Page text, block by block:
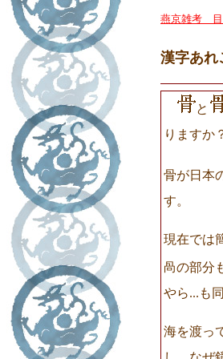
燕京雑考
漢字あ
と
りますか
骨が日本
す。
現在では
咼の部分
やら...も
海を渡っ